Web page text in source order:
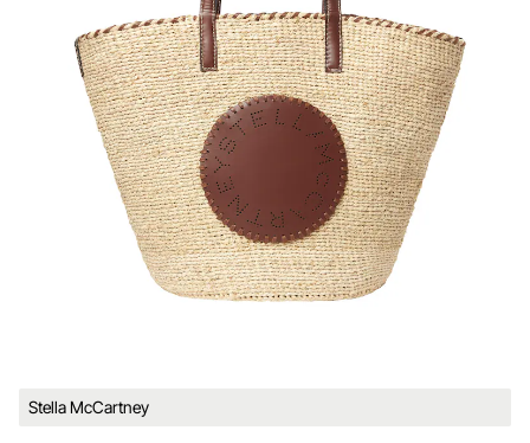
Stella McCartney